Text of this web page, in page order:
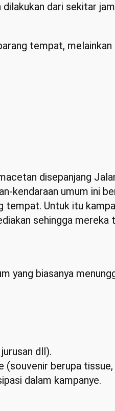
dari sekitar
tempat,
disepanjang
kendaraan umum ini
tempat. Untuk itu
sehingga mereka
yang biasanya
dll).
(souvenir berupa
dalam kampanye.